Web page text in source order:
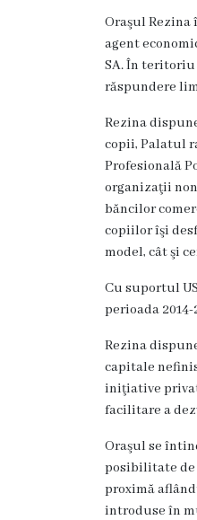
Competențele
primarului
Dispozițiile
primarului
salariale
încasate
Întreprinderi
subordonate
Grădinița
,,Leagănul
copilăriei”
Oraşul Rezina
agent
SA. În
răspundere
Rezina
copii, Palatul
Profesională
organizaţii
băncilor
copiilor îşi
model, cât şi
Cu suportul
perioada 2014-
Rezina
capitale
iniţiative
facilitare a
Oraşul se
posibilitate de
proximă
introduse în